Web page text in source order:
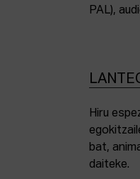
PAL),
Hiru
bat,
daiteke.